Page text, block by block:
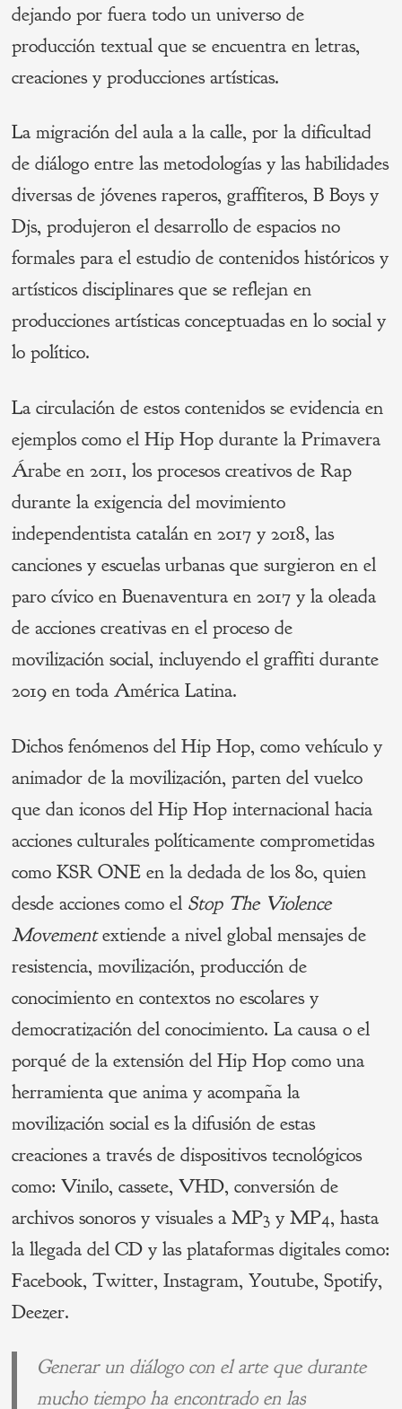
dejando por fuera todo un universo de
producción textual que se encuentra en letras,
creaciones y producciones artísticas.
La migración del aula a la calle, por la dificultad
de diálogo entre las metodologías y las habilidades
diversas de jóvenes raperos, graffiteros, B Boys y
Djs, produjeron el desarrollo de espacios no
formales para el estudio de contenidos históricos y
artísticos disciplinares que se reflejan en
producciones artísticas conceptuadas en lo social y
lo político.
La circulación de estos contenidos se evidencia en
ejemplos como el Hip Hop durante la Primavera
Árabe en 2011, los procesos creativos de Rap
durante la exigencia del movimiento
independentista catalán en 2017 y 2018, las
canciones y escuelas urbanas que surgieron en el
paro cívico en Buenaventura en 2017 y la oleada
de acciones creativas en el proceso de
movilización social, incluyendo el graffiti durante
2019 en toda América Latina.
Dichos fenómenos del Hip Hop, como vehículo y
animador de la movilización, parten del vuelco
que dan iconos del Hip Hop internacional hacia
acciones culturales políticamente comprometidas
como KSR ONE en la dedada de los 80, quien
desde acciones como el Stop The Violence
Movementextiende a nivel global mensajes de
resistencia, movilización, producción de
conocimiento en contextos no escolares y
democratización del conocimiento. La causa o el
porqué de la extensión del Hip Hop como una
herramienta que anima y acompaña la
movilización social es la difusión de estas
creaciones a través de dispositivos tecnológicos
como: Vinilo, cassete, VHD, conversión de
archivos sonoros y visuales a MP3 y MP4, hasta
la llegada del CD y las plataformas digitales como:
Facebook, Twitter, Instagram, Youtube, Spotify,
Deezer.
Generar un diálogo con el arte que durante
mucho tiempo ha encontrado en las